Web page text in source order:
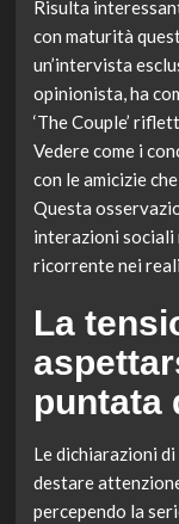
Risulta
con maturità
un’intervista
opinionista, ha
‘The Couple’
Vedere come i
con le amicizie
Questa
interazioni sociali
ricorrente nei
La
puntata
Le dichiarazioni
destare
percependo la